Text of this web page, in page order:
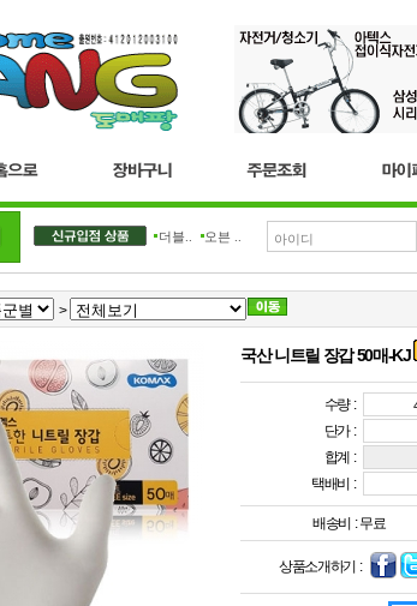
더블.. 오븐 ..
>
국산 니트릴 장갑 50매-KJ
수량 :
단가 :
합계 :
택배비 :
배송비 : 무료
상품소개하기 :